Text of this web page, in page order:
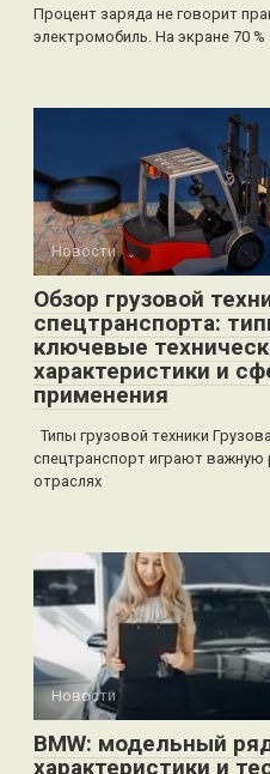
Процент заряда не говорит
электромобиль. На экране 70
Новости
Обзор грузовой
спецтранспорта:
ключевые
характеристики и
применения
Типы грузовой техники
спецтранспорт играют важную
отраслях
Новости
BMW: модельный
характеристики и